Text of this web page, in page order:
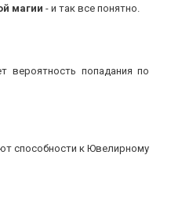
магии - и так все понятно.
вероятность попадания по
способности к Ювелирному